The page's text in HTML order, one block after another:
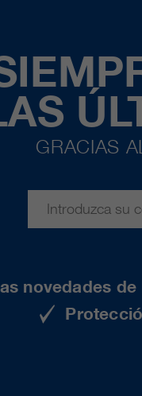
GRACIAS
novedades